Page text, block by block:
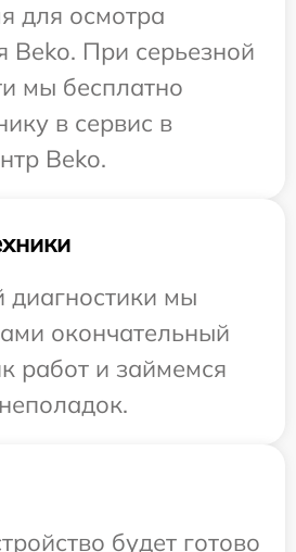
для осмотра
Beko. При серьезной
мы бесплатно
в сервис в
Beko.
диагностики мы
окончательный
работ и займемся
будет готово